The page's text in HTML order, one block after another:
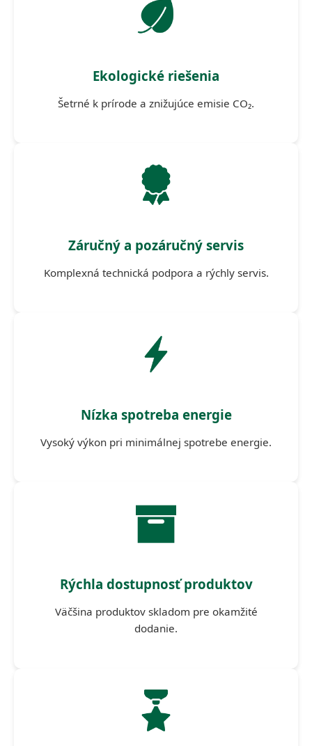
Ekologické riešenia
Šetrné k prírode a znižujúce emisie CO₂.
Záručný a pozáručný servis
Komplexná technická podpora a rýchly servis.
Nízka spotreba energie
Vysoký výkon pri minimálnej spotrebe energie.
Rýchla dostupnosť produktov
Väčšina produktov skladom pre okamžité
dodanie.